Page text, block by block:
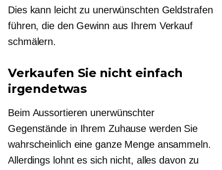
Dies kann leicht zu unerwünschten Geldstrafen
führen, die den Gewinn aus Ihrem Verkauf
schmälern.
Verkaufen Sie nicht einfach
irgendetwas
Beim Aussortieren unerwünschter
Gegenstände in Ihrem Zuhause werden Sie
wahrscheinlich eine ganze Menge ansammeln.
Allerdings lohnt es sich nicht, alles davon zu